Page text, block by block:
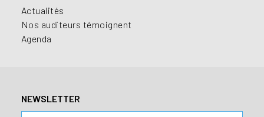
Actualités
Nos auditeurs témoignent
Agenda
NEWSLETTER